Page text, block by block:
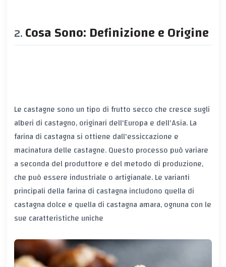
Cosa Sono: Definizione e Origine
Le castagne sono un tipo di frutto secco che cresce sugli
alberi di castagno, originari dell'Europa e dell'Asia. La
farina di castagna si ottiene dall'essiccazione e
macinatura delle castagne. Questo processo può variare
a seconda del produttore e del metodo di produzione,
che può essere industriale o artigianale. Le varianti
principali della farina di castagna includono quella di
castagna dolce e quella di castagna amara, ognuna con le
sue caratteristiche uniche